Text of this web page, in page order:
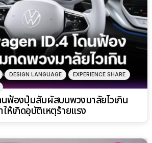
DESIGN LANGUAGE EXPERIENCE SHARE
ฟ้องปุ่มสัมผัสบนพวงมาลัยไวเกิน
ให้เกิดอุบัติเหตุร้ายแรง